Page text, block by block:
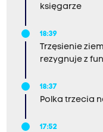
księgarze
18:39
Trzęsienie
rezygnuje z
18:37
Polka trzecia
17:52